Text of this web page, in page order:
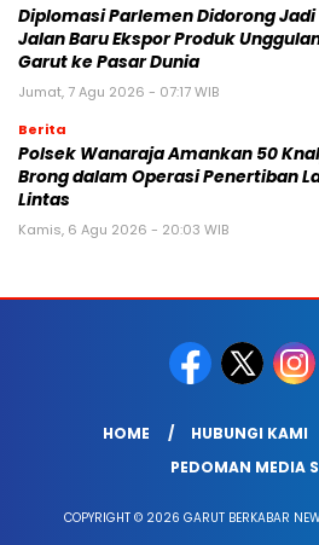
Diplomasi Parlemen Didorong Jadi
Jalan Baru Ekspor Produk
Garut ke Pasar Dunia
Jumat, 7 Agu 2026 - 07:17 WIB
Berita
Polsek Wanaraja Amankan 50
Brong dalam Operasi Penertiban
Lintas
Kamis, 6 Agu 2026 - 20:03 WIB
HOME HUBUNGI KAMI
PEDOMAN MEDIA
COPYRIGHT © 2026 GARUT BERKABAR